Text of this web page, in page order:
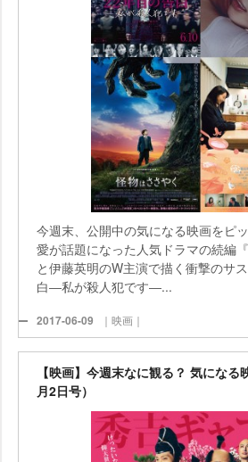
今週末、公開中の気になる映画をピ
愛が話題になった人気ドラマの続編
と伊藤英明のW主演で描く衝撃のサ
白―私が殺人犯です―...
2017-06-09 ｜映画｜
【映画】今週末なに観る？ 気にな
月2日号）